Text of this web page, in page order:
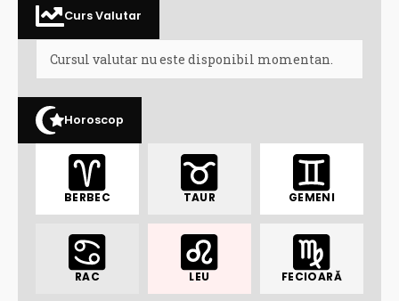
Curs Valutar
Cursul valutar nu este disponibil momentan.
Horoscop
BERBEC TAUR GEMENI
RAC LEU FECIOARĂ